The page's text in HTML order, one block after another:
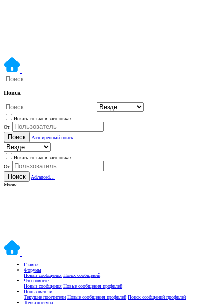
Поиск
Искать только в заголовках
От:
Поиск Расширенный поиск…
Искать только в заголовках
От:
Поиск
Advanced…
Меню
Главная
Форумы
Новые сообщения Поиск сообщений
Что нового?
Новые сообщения Новые сообщения профилей
Пользователи
Текущие посетители Новые сообщения профилей Поиск сообщений профилей
Точка доступа